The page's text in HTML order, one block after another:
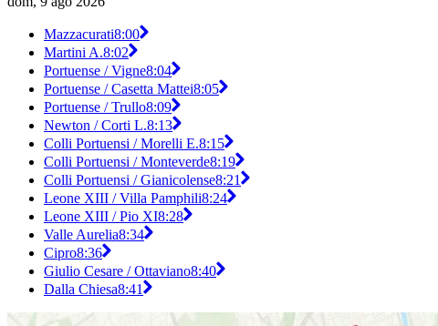
Mazzacurati8:00
Martini A.8:02
Portuense / Vigne8:04
Portuense / Casetta Mattei8:05
Portuense / Trullo8:09
Newton / Corti L.8:13
Colli Portuensi / Morelli E.8:15
Colli Portuensi / Monteverde8:19
Colli Portuensi / Gianicolense8:21
Leone XIII / Villa Pamphili8:24
Leone XIII / Pio XI8:28
Valle Aurelia8:34
Cipro8:36
Giulio Cesare / Ottaviano8:40
Dalla Chiesa8:41